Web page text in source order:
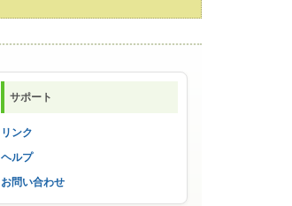
サポート
リンク
ヘルプ
お問い合わせ